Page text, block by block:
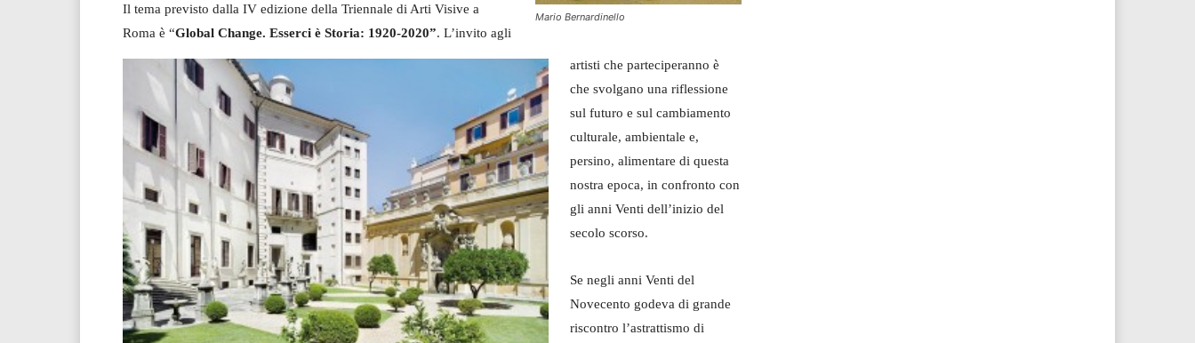
Mario Bernardinello
Il tema previsto dalla IV edizione della Triennale di Arti Visive a
Roma è “Global Change. Esserci è Storia: 1920-2020”. L’invito agli
artisti che parteciperanno è
che svolgano una riflessione
sul futuro e sul cambiamento
culturale, ambientale e,
persino, alimentare di questa
nostra epoca, in confronto con
gli anni Venti dell’inizio del
secolo scorso.
Se negli anni Venti del
Novecento godeva di grande
riscontro l’astrattismo di